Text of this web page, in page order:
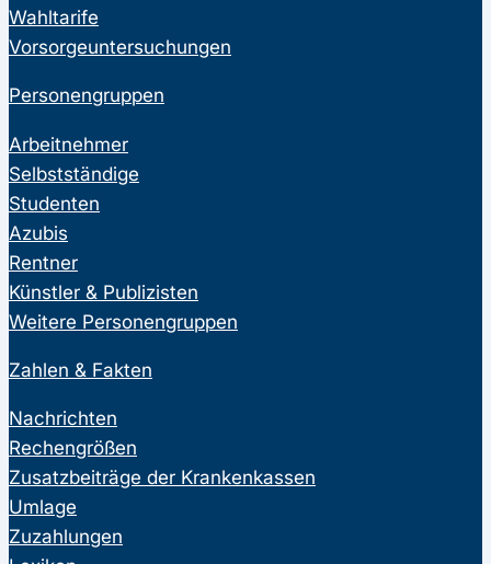
Wahltarife
Vorsorgeuntersuchungen
Personengruppen
Arbeitnehmer
Selbstständige
Studenten
Azubis
Rentner
Künstler & Publizisten
Weitere Personengruppen
Zahlen & Fakten
Nachrichten
Rechengrößen
Zusatzbeiträge der Krankenkassen
Umlage
Zuzahlungen